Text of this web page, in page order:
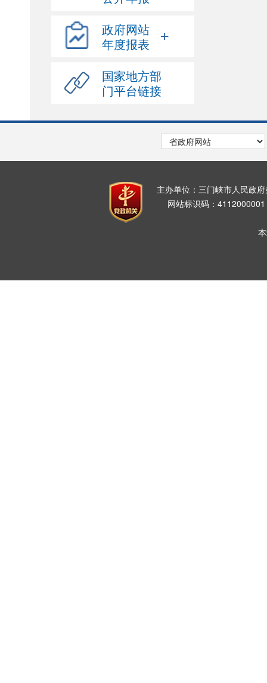
政府网站
年度报表
+
国家地方部
门平台链接
主办单位：三门峡市人民政
网站标识码：4112000001